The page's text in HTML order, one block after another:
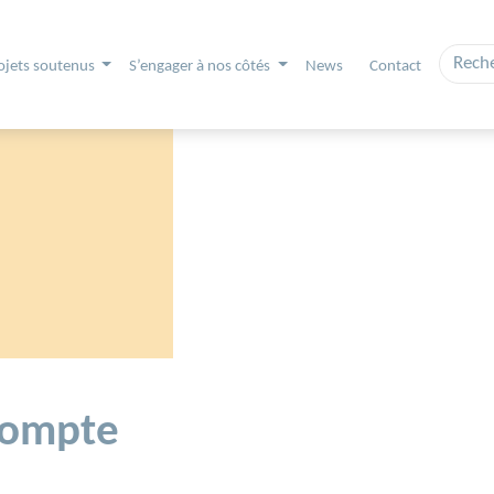
soutenus S’engager à nos côtés News Contact